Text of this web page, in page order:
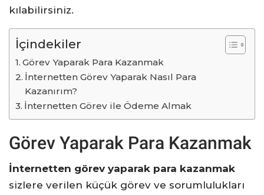
kılabilirsiniz.
İçindekiler
Görev Yaparak Para Kazanmak
İnternetten Görev Yaparak Nasıl Para
Kazanırım?
İnternetten Görev ile Ödeme Almak
Görev Yaparak Para Kazanmak
İnternetten görev yaparak para kazanmak
sizlere verilen küçük görev ve sorumlulukları